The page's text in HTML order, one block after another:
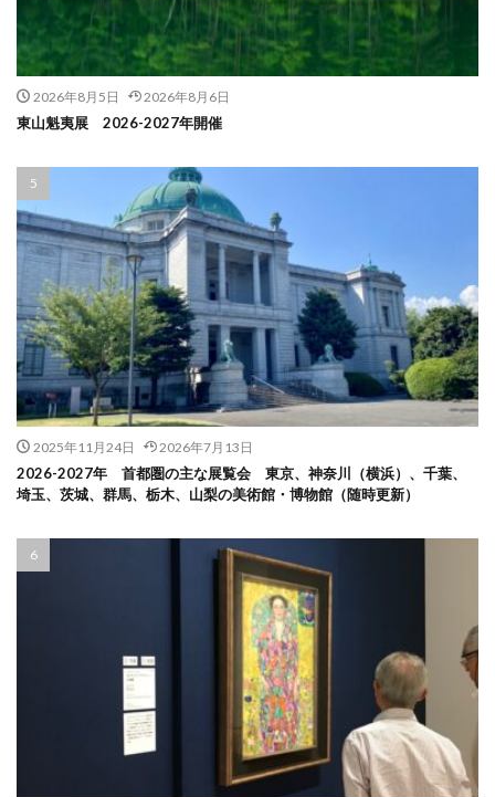
2026年8月5日 2026年8月6日
東山魁夷展 2026-2027年開催
2025年11月24日 2026年7月13日
2026-2027年 首都圏の主な展覧会 東京、神奈川（横浜）、千葉、
埼玉、茨城、群馬、栃木、山梨の美術館・博物館（随時更新）